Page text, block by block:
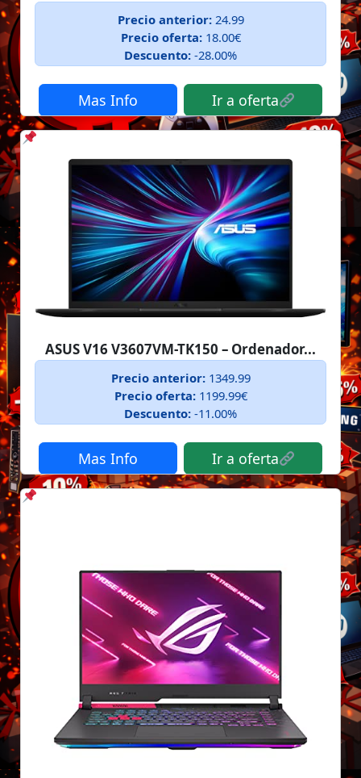
Precio anterior:24.99
Precio oferta:18.00€
Descuento: -28.00%
Mas Info Ir a oferta
ASUS V16 V3607VM-TK150 – Ordenador...
Precio anterior:1349.99
Precio oferta:1199.99€
Descuento: -11.00%
Mas Info Ir a oferta